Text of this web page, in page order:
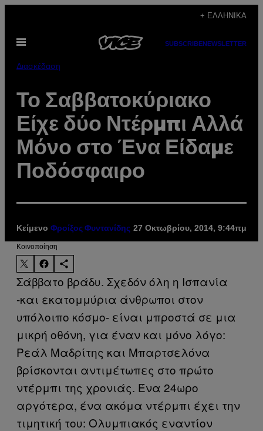
περιεχόμενο
+ ΕΛΛΗΝΙΚΆ
Ανοίξτε
SUBSCRIBENEWSLETTER
Διασκέδαση
Το Σαββατοκύριακο
Είχε δύο Ντέρμπι Αλλά
Μόνο στο Ένα Είδαμε
Ποδόσφαιρο
Κείμενο Φροίξος Φυντανίδης 27 Οκτωβρίου, 2014, 9:44πμ
Kοινοποίηση
Σάββατο βράδυ. Σχεδόν όλη η Ισπανία
-και εκατομμύρια άνθρωποι στον
υπόλοιπο κόσμο- είναι μπροστά σε μια
μικρή οθόνη, για έναν και μόνο λόγο:
Ρεάλ Μαδρίτης και Μπαρτσελόνα
βρίσκονται αντιμέτωπες στο πρώτο
ντέρμπι της χρονιάς. Ένα 24ωρο
αργότερα, ένα ακόμα ντέρμπι έχει την
τιμητική του: Ολυμπιακός εναντίον